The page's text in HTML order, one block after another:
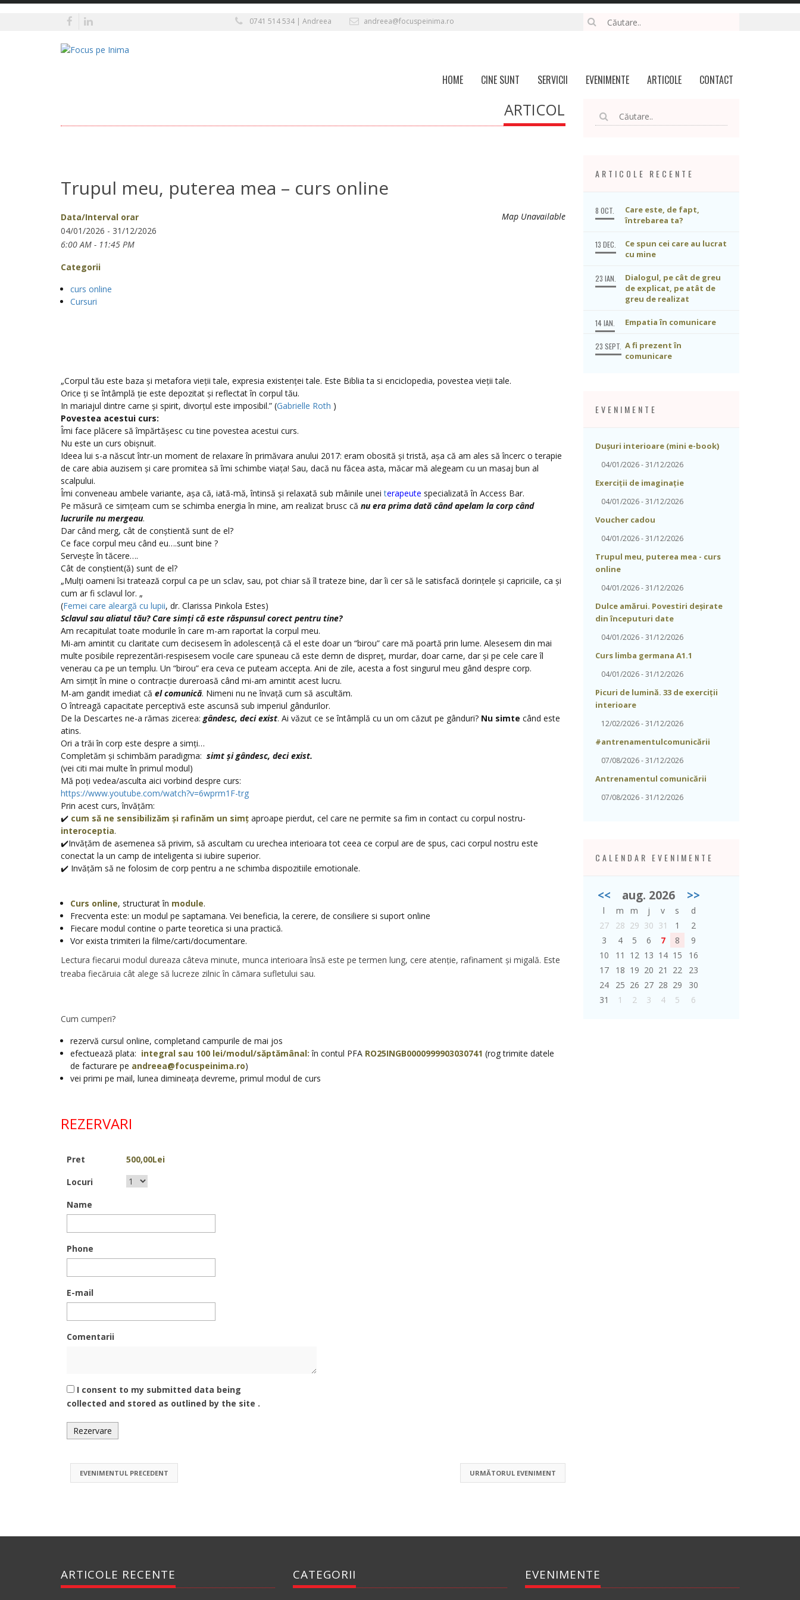
0741 514 534 | Andreea andreea@focuspeinima.ro
HOME CINE SUNT SERVICII EVENIMENTE ARTICOLE CONTACT
ARTICOL
Trupul meu, puterea mea – curs online
Map Unavailable
Data/Interval orar
04/01/2026 - 31/12/2026
6:00 AM - 11:45 PM
Categorii
curs online
Cursuri
„Corpul tău este baza și metafora vieții tale, expresia existenței tale. Este Biblia ta si enciclopedia, povestea vieții tale.
Orice ți se întâmplă ție este depozitat și reflectat în corpul tău.
In mariajul dintre carne și spirit, divorțul este imposibil.” (Gabrielle Roth )
Povestea acestui curs:
Îmi face plăcere să împărtășesc cu tine povestea acestui curs.
Nu este un curs obișnuit.
Ideea lui s-a născut într-un moment de relaxare în primăvara anului 2017: eram obosită și tristă, așa că am ales să încerc o terapie
de care abia auzisem și care promitea să îmi schimbe viața! Sau, dacă nu făcea asta, măcar mă alegeam cu un masaj bun al
scalpului.
Îmi conveneau ambele variante, așa că, iată-mă, întinsă și relaxată sub mâinile uneiterapeute specializată în Access Bar.
Pe măsură ce simțeam cum se schimba energia în mine, am realizat brusc că nu era prima dată când apelam la corp când
lucrurile nu mergeau.
Dar când merg, cât de conștientă sunt de el?
Ce face corpul meu când eu….sunt bine ?
Servește în tăcere….
Cât de conștient(ă) sunt de el?
„Mulți oameni îsi tratează corpul ca pe un sclav, sau, pot chiar să îl trateze bine, dar îi cer să le satisfacă dorințele și capriciile, ca și
cum ar fi sclavul lor. „
(Femei care aleargă cu lupii, dr. Clarissa Pinkola Estes)
Sclavul sau aliatul tău? Care simțică este răspunsul corect pentru tine?
Am recapitulat toate modurile în care m-am raportat la corpul meu.
Mi-am amintit cu claritate cum decisesem în adolescență că el este doar un “birou” care mă poartă prin lume. Alesesem din mai
multe posibile reprezentări-respisesem vocile care spuneau că este demn de dispreț, murdar, doar carne, dar și pe cele care îl
venerau ca pe un templu. Un “birou” era ceva ce puteam accepta. Ani de zile, acesta a fost singurul meu gând despre corp.
Am simțit în mine o contracție dureroasă când mi-am amintit acest lucru.
M-am gandit imediat că el comunică. Nimeni nu ne învață cum să ascultăm.
O întreagă capacitate perceptivă este ascunsă sub imperiul gândurilor.
De la Descartes ne-a rămas zicerea: gândesc, deci exist. Ai văzut ce se întâmplă cu un om căzut pe gânduri? Nu simte când este
atins.
Ori a trăi în corp este despre a simți…
Completăm și schimbăm paradigma: simt și gândesc, deci exist.
(vei citi mai multe în primul modul)
Mă poți vedea/asculta aici vorbind despre curs:
https://www.youtube.com/watch?v=6wprm1F-trg
Prin acest curs, învățăm:
✔️ cum să ne sensibilizăm și rafinăm un simț aproape pierdut, cel care ne permite sa fim in contact cu corpul nostru-
interoceptia.
✔️Invățăm de asemenea să privim, să ascultam cu urechea interioara tot ceea ce corpul are de spus, caci corpul nostru este
conectat la un camp de inteligenta si iubire superior.
✔️ Invățăm să ne folosim de corp pentru a ne schimba dispozitiile emotionale.
Curs online, structurat în module.
Frecventa este: un modul pe saptamana. Vei beneficia, la cerere, de consiliere si suport online
Fiecare modul contine o parte teoretica si una practică.
Vor exista trimiteri la filme/carti/documentare.
Lectura fiecarui modul dureaza câteva minute, munca interioara însă este pe termen lung, cere atenție, rafinament și migală. Este
treaba fiecăruia cât alege să lucreze zilnic în cămara sufletului sau.
Cum cumperi?
rezervă cursul online, completand campurile de mai jos
efectuează plata: integral sau 100 lei/modul/săptămânal: în contul PFA RO25INGB0000999903030741 (rog trimite datele
de facturare pe andreea@focuspeinima.ro)
vei primi pe mail, lunea dimineața devreme, primul modul de curs
REZERVARI
Pret
500,00Lei
Locuri
Name
Phone
E-mail
Comentarii
I consent to my submitted data being
collected and stored as outlined by the site .
URMĂTORUL EVENIMENT
EVENIMENTUL PRECEDENT
ARTICOLE RECENTE
8 OCT.
Care este, de fapt,
întrebarea ta?
13 DEC.
Ce spun cei care au lucrat
cu mine
23 IAN.
Dialogul, pe cât de greu
de explicat, pe atât de
greu de realizat
14 IAN. Empatia în comunicare
23 SEPT. A fi prezent în
comunicare
EVENIMENTE
Dușuri interioare (mini e-book)
04/01/2026 - 31/12/2026
Exerciții de imaginație
04/01/2026 - 31/12/2026
Voucher cadou
04/01/2026 - 31/12/2026
Trupul meu, puterea mea - curs
online
04/01/2026 - 31/12/2026
Dulce amărui. Povestiri deșirate
din începuturi date
04/01/2026 - 31/12/2026
Curs limba germana A1.1
04/01/2026 - 31/12/2026
Picuri de lumină. 33 de exerciții
interioare
12/02/2026 - 31/12/2026
#antrenamentulcomunicării
07/08/2026 - 31/12/2026
Antrenamentul comunicării
07/08/2026 - 31/12/2026
CALENDAR EVENIMENTE
<< aug. 2026 >>
l m m j v s
d
27
28 29 30 31 1
2
3
4 5 6 7 8
9
10
11 12 13 14 15
16
17
18 19 20 21 22
23
24
25 26 27 28 29
30
31
1 2 3 4 5 6
ARTICOLE RECENTE CATEGORII EVENIMENTE